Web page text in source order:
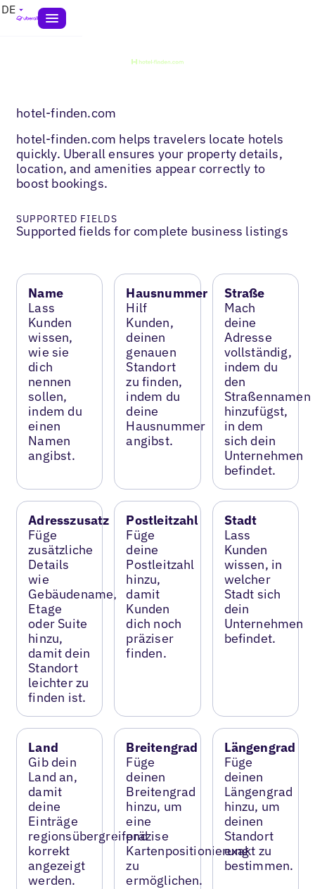
DE
hotel-finden.com
hotel-finden.com helps travelers locate hotels
quickly. Uberall ensures your property details,
location, and amenities appear correctly to
boost bookings.
SUPPORTED FIELDS
Supported fields for complete business listings
Name
Lass
Kunden
wissen,
wie sie
dich
nennen
sollen,
indem du
einen
Namen
angibst.
Hausnummer
Hilf
Kunden,
deinen
genauen
Standort
zu finden,
indem du
deine
Hausnummer
angibst.
Straße
Mach
deine
Adresse
vollständig,
indem du
den
Straßennamen
hinzufügst,
in dem
sich dein
Unternehmen
befindet.
Adresszusatz
Füge
zusätzliche
Details
wie
Gebäudename,
Etage
oder Suite
hinzu,
damit dein
Standort
leichter zu
finden ist.
Postleitzahl
Füge
deine
Postleitzahl
hinzu,
damit
Kunden
dich noch
präziser
finden.
Stadt
Lass
Kunden
wissen, in
welcher
Stadt sich
dein
Unternehmen
befindet.
Land
Gib dein
Land an,
damit
deine
Einträge
regionsübergreifend
korrekt
angezeigt
werden.
Breitengrad
Füge
deinen
Breitengrad
hinzu, um
eine
präzise
Kartenpositionierung
zu
ermöglichen.
Längengrad
Füge
deinen
Längengrad
hinzu, um
deinen
Standort
exakt zu
bestimmen.